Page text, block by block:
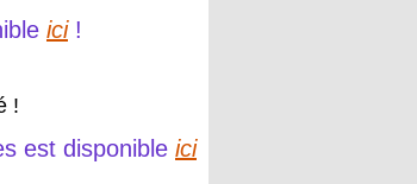
ici!
!
est disponible ici